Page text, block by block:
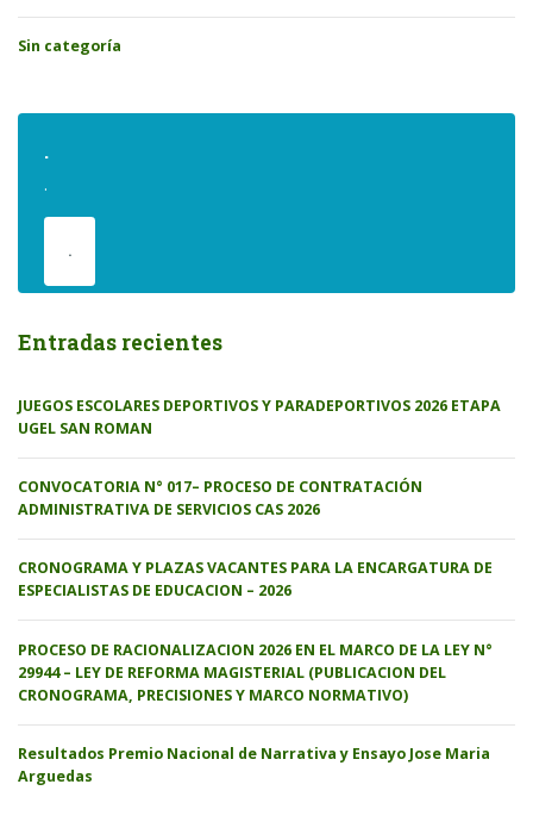
Sin categoría
.
.
.
Entradas recientes
JUEGOS ESCOLARES DEPORTIVOS Y PARADEPORTIVOS 2026 ETAPA
UGEL SAN ROMAN
CONVOCATORIA N° 017– PROCESO DE CONTRATACIÓN
ADMINISTRATIVA DE SERVICIOS CAS 2026
CRONOGRAMA Y PLAZAS VACANTES PARA LA ENCARGATURA DE
ESPECIALISTAS DE EDUCACION – 2026
PROCESO DE RACIONALIZACION 2026 EN EL MARCO DE LA LEY N°
29944 – LEY DE REFORMA MAGISTERIAL (PUBLICACION DEL
CRONOGRAMA, PRECISIONES Y MARCO NORMATIVO)
Resultados Premio Nacional de Narrativa y Ensayo Jose Maria
Arguedas